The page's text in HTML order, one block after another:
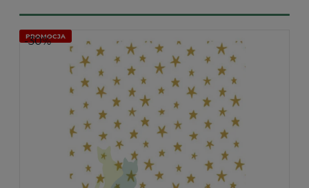
PROMOCJA
-30%